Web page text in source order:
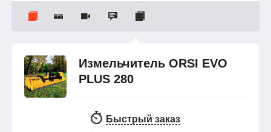
Измельчитель ORSI EVO
PLUS 280
Быстрый заказ